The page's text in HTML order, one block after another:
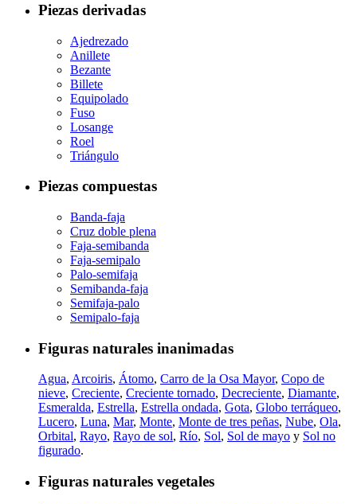
Piezas derivadas
Ajedrezado
Anillete
Bezante
Billete
Equipolado
Fuso
Losange
Roel
Triángulo
Piezas compuestas
Banda-faja
Cruz doble plena
Faja-semibanda
Faja-semipalo
Palo-semifaja
Semibanda-faja
Semifaja-palo
Semipalo-faja
Figuras naturales inanimadas
Agua, Arcoiris, Átomo, Carro de la Osa Mayor, Copo de
nieve, Creciente, Creciente tornado, Decreciente, Diamante,
Esmeralda, Estrella, Estrella ondada, Gota, Globo terráqueo,
Lucero, Luna, Mar, Monte, Monte de tres peñas, Nube, Ola,
Orbital, Rayo, Rayo de sol, Río, Sol, Sol de mayo y Sol no
figurado.
Figuras naturales vegetales